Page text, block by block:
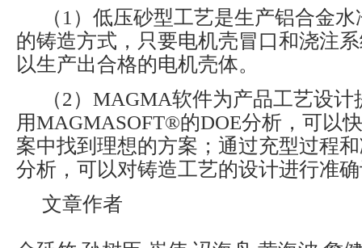
（1）低压砂型工艺是生产铝合金
的铸造方式，只要电机壳冒口和浇注
以生产出合格的电机壳体。
（2）MAGMA软件为产品工艺设
用MAGMASOFT®的DOE分析，可以
案中找到理想的方案；通过充型过程
分析，可以对铸造工艺的设计进行准
文章作者